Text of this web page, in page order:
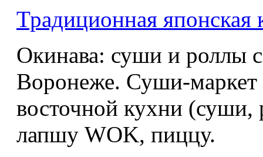
Традиционная японская
Окинава: суши и роллы
Воронеже. Суши-маркет
восточной кухни (суши,
лапшу WOK, пиццу.